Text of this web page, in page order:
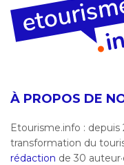
À PROPOS DE
Etourisme.info :
transformation du
rédaction de 30